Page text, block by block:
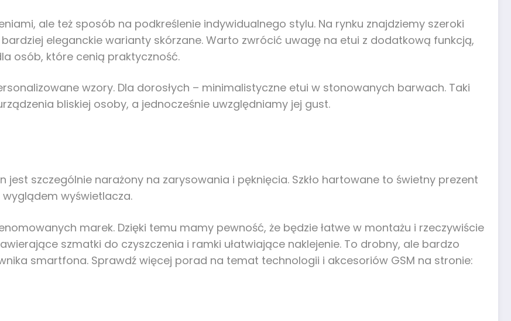
ale też sposób na podkreślenie indywidualnego stylu. Na rynku znajdziemy szeroki
eleganckie warianty skórzane. Warto zwrócić uwagę na etui z dodatkową funkcją,
osób, które cenią praktyczność.
wzory. Dla dorosłych – minimalistyczne etui w stonowanych barwach. Taki
bliskiej osoby, a jednocześnie uwzględniamy jej gust.
szczególnie narażony na zarysowania i pęknięcia. Szkło hartowane to świetny prezent
wyświetlacza.
marek. Dzięki temu mamy pewność, że będzie łatwe w montażu i rzeczywiście
szmatki do czyszczenia i ramki ułatwiające naklejenie. To drobny, ale bardzo
smartfona. Sprawdź więcej porad na temat technologii i akcesoriów GSM na stronie: